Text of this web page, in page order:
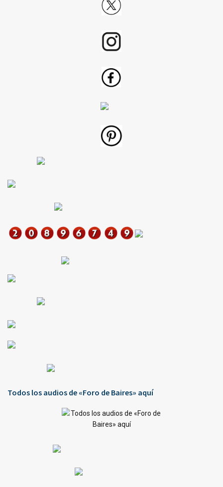
Todos los audios de «Foro de Baires» aquí